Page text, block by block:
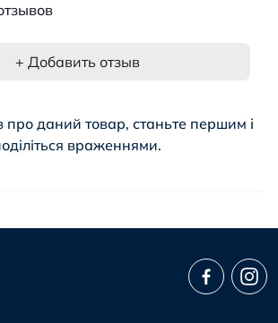
+ Добавить отзыв
про даний товар, станьте першим і
враженнями.